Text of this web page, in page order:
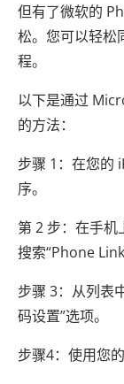
但有了微软的
松。您可以轻松
程。
以下是通过
的方法：
步骤 1：在您的
序。
第 2 步：在手
搜索“Phone
步骤 3：从列表
码设置”选项。
步骤4：使用您